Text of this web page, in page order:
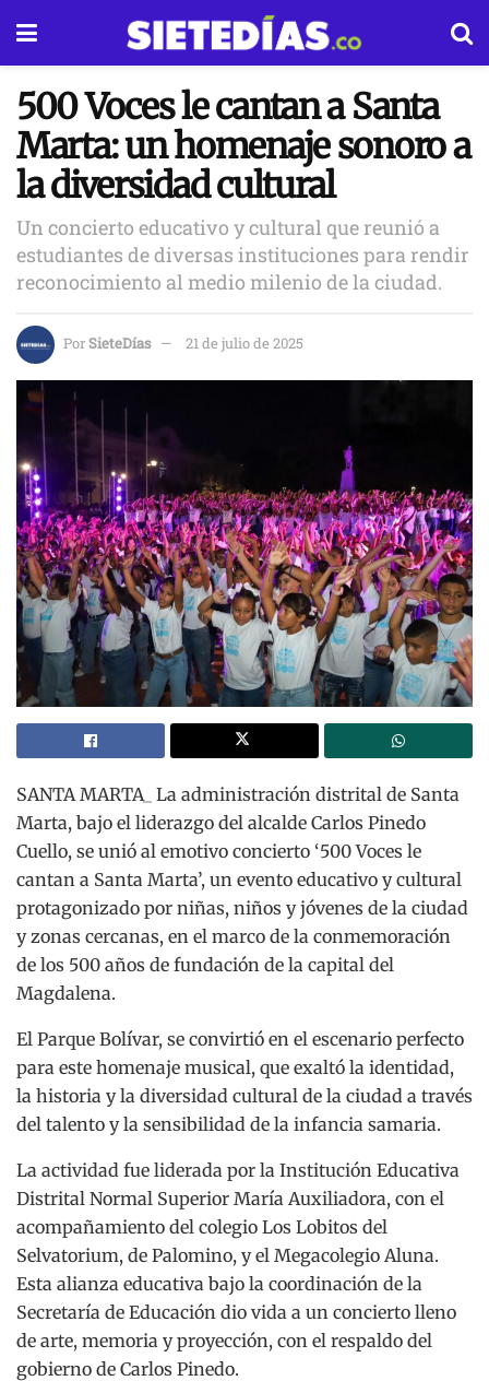
500 Voces le cantan a Santa
Marta: un homenaje sonoro a
la diversidad cultural
Un concierto educativo y cultural que reunió a
estudiantes de diversas instituciones para rendir
reconocimiento al medio milenio de la ciudad.
PorSieteDías 21 de julio de 2025
SANTA MARTA_ La administración distrital de Santa
Marta, bajo el liderazgo del alcalde Carlos Pinedo
Cuello, se unió al emotivo concierto ‘500 Voces le
cantan a Santa Marta’, un evento educativo y cultural
protagonizado por niñas, niños y jóvenes de la ciudad
y zonas cercanas, en el marco de la conmemoración
de los 500 años de fundación de la capital del
Magdalena.
El Parque Bolívar, se convirtió en el escenario perfecto
para este homenaje musical, que exaltó la identidad,
la historia y la diversidad cultural de la ciudad a través
del talento y la sensibilidad de la infancia samaria.
La actividad fue liderada por la Institución Educativa
Distrital Normal Superior María Auxiliadora, con el
acompañamiento del colegio Los Lobitos del
Selvatorium, de Palomino, y el Megacolegio Aluna.
Esta alianza educativa bajo la coordinación de la
Secretaría de Educación dio vida a un concierto lleno
de arte, memoria y proyección, con el respaldo del
gobierno de Carlos Pinedo.